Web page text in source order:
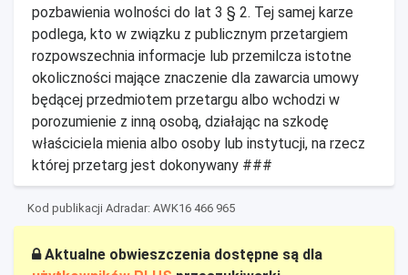
pozbawienia wolności do lat 3 § 2. Tej samej karze
podlega, kto w związku z publicznym przetargiem
rozpowszechnia informacje lub przemilcza istotne
okoliczności mające znaczenie dla zawarcia umowy
będącej przedmiotem przetargu albo wchodzi w
porozumienie z inną osobą, działając na szkodę
właściciela mienia albo osoby lub instytucji, na rzecz
której przetarg jest dokonywany ###
Kod publikacji Adradar: AWK16 466 965
Aktualne obwieszczenia dostępne są dla